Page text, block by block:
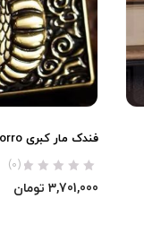
فندک مار کبری Zorro اورجینال
(0)
3,701,000 تومان